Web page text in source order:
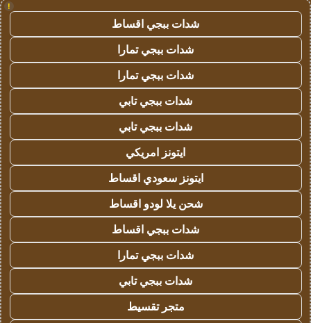
!
شدات ببجي اقساط
شدات ببجي تمارا
شدات ببجي تمارا
شدات ببجي تابي
شدات ببجي تابي
ايتونز امريكي
ايتونز سعودي اقساط
شحن يلا لودو اقساط
شدات ببجي اقساط
شدات ببجي تمارا
شدات ببجي تابي
متجر تقسيط